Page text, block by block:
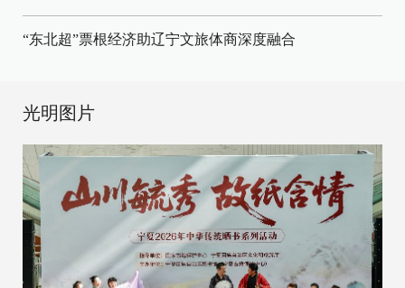
“东北超”票根经济助辽宁文旅体商深度融合
光明图片